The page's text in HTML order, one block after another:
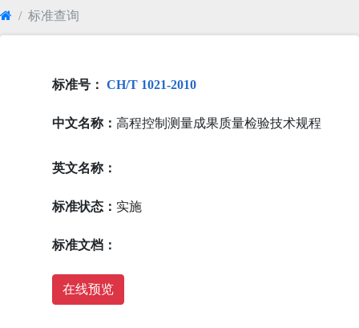
标准查询
标准号： CH/T 1021-2010
中文名称： 高程控制测量成果质量检验技术规程
英文名称：
标准状态： 实施
标准文档：
在线预览